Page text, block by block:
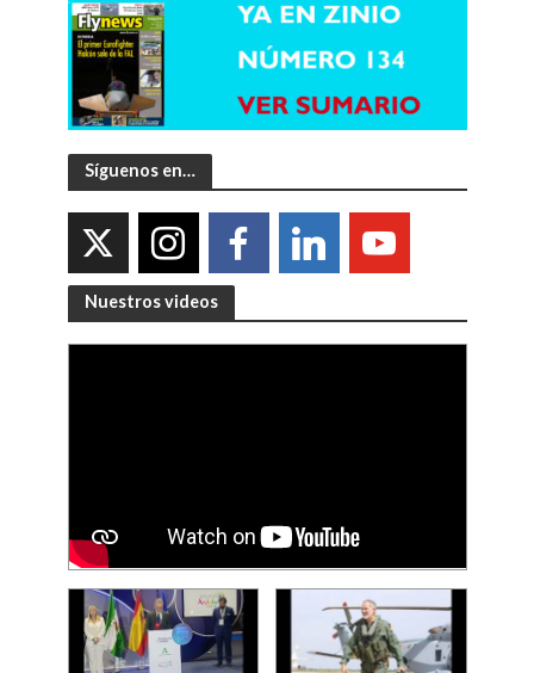
Síguenos en…
Nuestros videos